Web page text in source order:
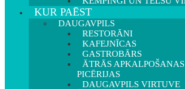
KUR PAĒST
DAUGAVPILS
RESTORĀNI
KAFEJNĪCAS
GASTROBĀRS
ĀTRĀS
PICĒRIJAS
DAUGAVPILS VIRTUVE